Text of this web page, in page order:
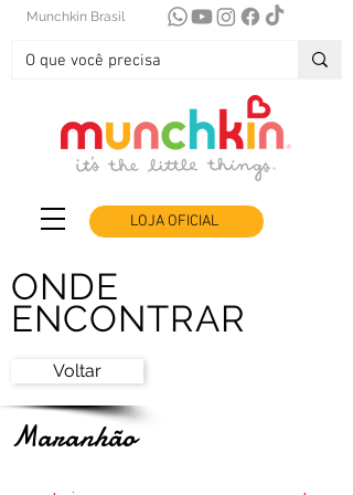
Munchkin Brasil
LOJA OFICIAL
ONDE
ENCONTRAR
Voltar
Maranhão